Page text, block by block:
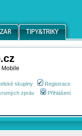
Mobile
skupiny
Registrace
zpráv Přihlášení